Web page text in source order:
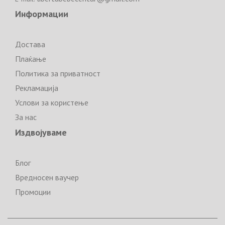
Информации
Достава
Плаќање
Политика за приватност
Рекламација
Услови за користење
За нас
Издвојуваме
Блог
Вредносен ваучер
Промоции